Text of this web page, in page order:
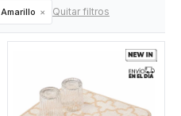
Amarillo Quitar filtros